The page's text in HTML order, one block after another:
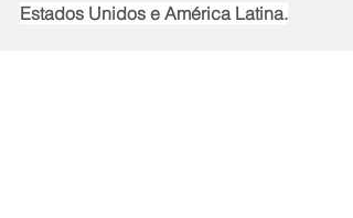
Estados Unidos e América Latina.